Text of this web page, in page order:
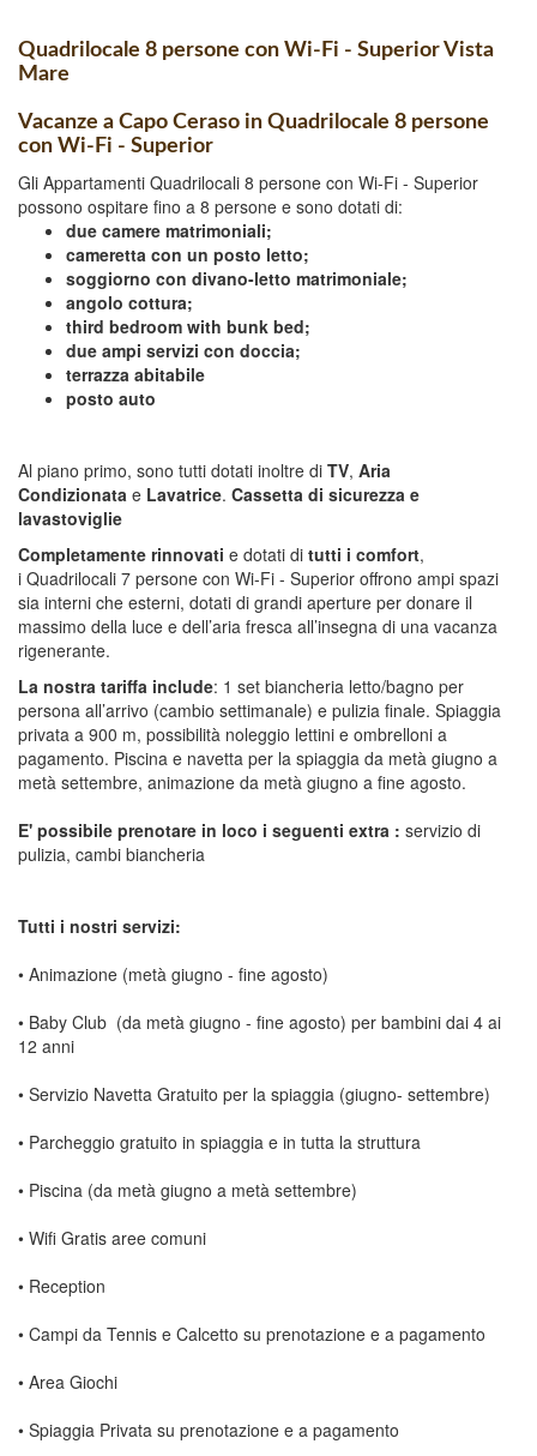
Quadrilocale 8 persone con Wi-Fi - Superior Vista
Mare
Vacanze a Capo Ceraso in Quadrilocale 8 persone
con Wi-Fi - Superior
Gli Appartamenti Quadrilocali 8 persone con Wi-Fi - Superior
possono ospitare fino a 8 persone e sono dotati di:
due camere matrimoniali;
cameretta con un posto letto;
soggiorno con divano-letto matrimoniale;
angolo cottura;
third bedroom with bunk bed;
due ampi servizi con doccia;
terrazza abitabile
posto auto
Al piano primo, sono tutti dotati inoltre di TV, Aria
Condizionata e Lavatrice. Cassetta di sicurezza e
lavastoviglie
Completamente rinnovati e dotati di tutti i comfort,
i Quadrilocali 7 persone con Wi-Fi - Superior offrono ampi spazi
sia interni che esterni, dotati di grandi aperture per donare il
massimo della luce e dell’aria fresca all’insegna di una vacanza
rigenerante.
La nostra tariffa include: 1 set biancheria letto/bagno per
persona all’arrivo (cambio settimanale) e pulizia finale. Spiaggia
privata a 900 m, possibilità noleggio lettini e ombrelloni a
pagamento. Piscina e navetta per la spiaggia da metà giugno a
metà settembre, animazione da metà giugno a fine agosto.
E' possibile prenotare in loco i seguenti extra : servizio di
pulizia, cambi biancheria
Tutti i nostri servizi:
• Animazione (metà giugno - fine agosto)
• Baby Club (da metà giugno - fine agosto) per bambini dai 4 ai
12 anni
• Servizio Navetta Gratuito per la spiaggia (giugno- settembre)
• Parcheggio gratuito in spiaggia e in tutta la struttura
• Piscina (da metà giugno a metà settembre)
• Wifi Gratis aree comuni
• Reception
• Campi da Tennis e Calcetto su prenotazione e a pagamento
• Area Giochi
• Spiaggia Privata su prenotazione e a pagamento